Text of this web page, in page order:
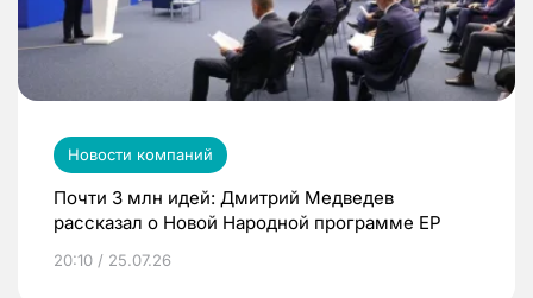
Новости компаний
Почти 3 млн идей: Дмитрий Медведев
рассказал о Новой Народной программе ЕР
20:10 / 25.07.26